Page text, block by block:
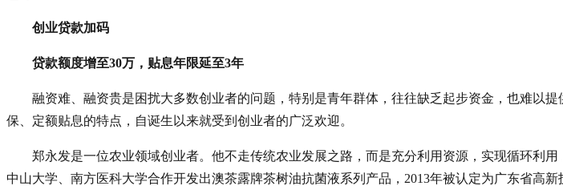
创业贷款加码
贷款额度增至30万，贴息年限延至3年
融资难、融资贵是困扰大多数创业者的问题，特别是青年群体，往往缺乏起步资金，也难以
保、定额贴息的特点，自诞生以来就受到创业者的广泛欢迎。
郑永发是一位农业领域创业者。他不走传统农业发展之路，而是充分利用资源，实现循环利
中山大学、南方医科大学合作开发出澳茶露牌茶树油抗菌液系列产品，2013年被认定为广东省高新